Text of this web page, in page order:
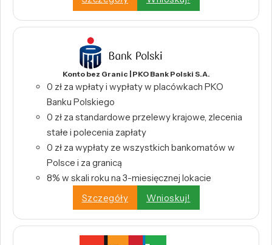
Konto bez Granic | PKO Bank Polski S.A.
0 zł za wpłaty i wypłaty w placówkach PKO
Banku Polskiego
0 zł za standardowe przelewy krajowe, zlecenia
stałe i polecenia zapłaty
0 zł za wypłaty ze wszystkich bankomatów w
Polsce i za granicą
8% w skali roku na 3-miesięcznej lokacie
Szczegóły
Wnioskuj!